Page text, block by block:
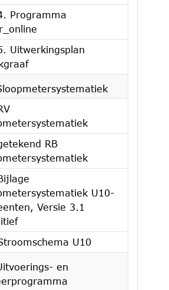
Programma
Uitwerkingsplan
RB
U10-
Versie 3.1
U10
en